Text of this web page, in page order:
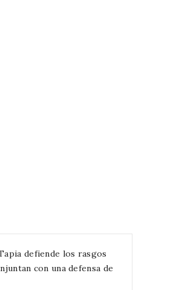
defiende los rasgos
con una defensa de